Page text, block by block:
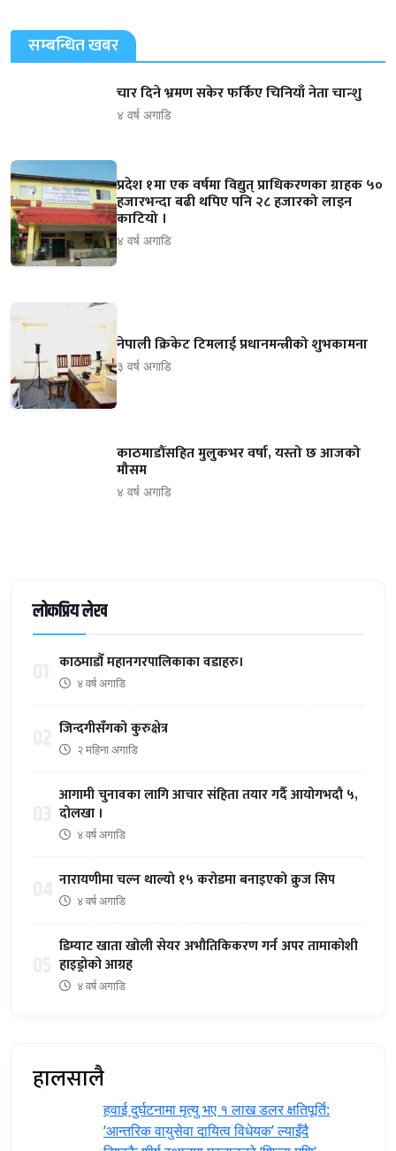
सम्बन्धित खबर
चार दिने भ्रमण सकेर फर्किए चिनियाँ नेता चान्शु
४ वर्ष अगाडि
प्रदेश १मा एक वर्षमा विद्युत् प्राधिकरणका ग्राहक ५०
हजारभन्दा बढी थपिए पनि २८ हजारको लाइन
काटियो ।
४ वर्ष अगाडि
नेपाली क्रिकेट टिमलाई प्रधानमन्त्रीको शुभकामना
३ वर्ष अगाडि
काठमाडौंसहित मुलुकभर वर्षा, यस्तो छ आजको
मौसम
४ वर्ष अगाडि
लोकप्रिय लेख
काठमाडौँ महानगरपालिकाका वडाहरु।
४ वर्ष अगाडि
जिन्दगीसँगको कुरुक्षेत्र
२ महिना अगाडि
आगामी चुनावका लागि आचार संहिता तयार गर्दै आयोगभदौ ५,
दोलखा ।
४ वर्ष अगाडि
नारायणीमा चल्न थाल्यो १५ करोडमा बनाइएको क्रुज सिप
४ वर्ष अगाडि
डिम्याट खाता खोली सेयर अभौतिकिकरण गर्न अपर तामाकोशी
हाइड्रोको आग्रह
४ वर्ष अगाडि
हालसालै
हवाई दुर्घटनामा मृत्यु भए १ लाख डलर क्षतिपूर्ति:
‘आन्तरिक वायुसेवा दायित्व विधेयक’ ल्याइँदै